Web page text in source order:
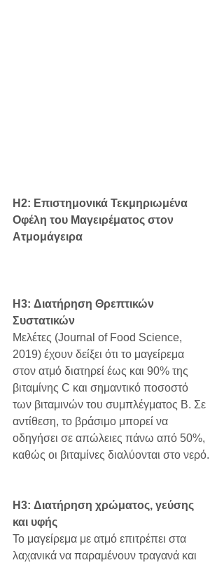
H2: Επιστημονικά Τεκμηριωμένα
Οφέλη του Μαγειρέματος στον
Ατμομάγειρα
H3: Διατήρηση Θρεπτικών
Συστατικών
Μελέτες (Journal of Food Science,
2019) έχουν δείξει ότι το μαγείρεμα
στον ατμό διατηρεί έως και 90% της
βιταμίνης C και σημαντικό ποσοστό
των βιταμινών του συμπλέγματος Β. Σε
αντίθεση, το βράσιμο μπορεί να
οδηγήσει σε απώλειες πάνω από 50%,
καθώς οι βιταμίνες διαλύονται στο νερό.
H3: Διατήρηση χρώματος, γεύσης
και υφής
Το μαγείρεμα με ατμό επιτρέπει στα
λαχανικά να παραμένουν τραγανά και